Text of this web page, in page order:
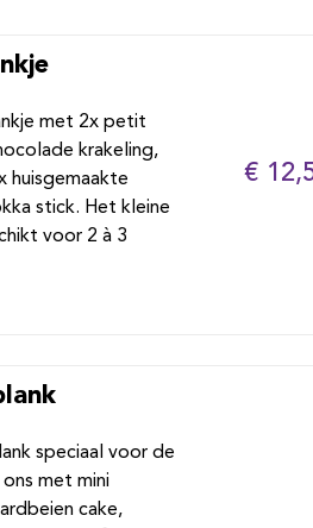
met 2x petit
krakeling,
huisgemaakte
stick. Het kleine
voor 2 à 3
€
speciaal voor de
met mini
cake,